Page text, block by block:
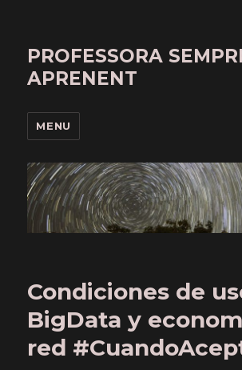
PROFESSORA
APRENENT
MENU
Condiciones de
BigData y
red